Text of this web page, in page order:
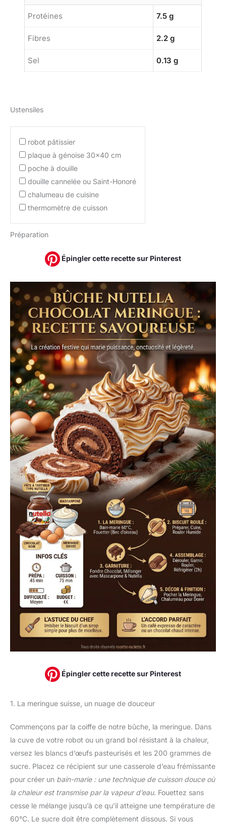
Protéines 7.5 g
Fibres 2.2 g
Sel 0.13 g
Ustensiles
robot pâtissier
plaque à génoise 30×40 cm
poche à douille
douille cannelée ou Saint-Honoré
chalumeau de cuisine
thermomètre de cuisson
Préparation
Épingler cette recette sur Pinterest
Épingler cette recette sur Pinterest
1. La meringue suisse, un nuage de douceur
Commençons par la coiffe de notre bûche, la meringue. Dans
la cuve de votre robot ou un grand bol résistant à la chaleur,
versez les blancs d’œufs pasteurisés et les 200 grammes de
sucre. Placez ce récipient sur une casserole d’eau frémissante
pour créer un bain-marie : une technique de cuisson douce où
la chaleur est transmise par la vapeur d’eau. Fouettez sans
cesse le mélange jusqu’à ce qu’il atteigne une température de
60°C. Le sucre doit être complètement dissous. Si vous